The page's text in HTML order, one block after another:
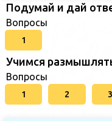
Подумай и дай
Вопросы
1
Учимся
Вопросы
1 2 3